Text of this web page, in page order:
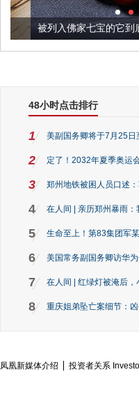
被列入佛家七宝的它到底有
48小时点击排行
1 美副国务卿将于7月25日
2 定了！2032年夏季奥运
3 郑州地铁被困人员口述
4 在人间 | 亲历郑州暴雨
5 生命至上！第83集团军
6 美国常务副国务卿访华
7 在人间 | 红绿灯被淹后
8 重庆姐弟坠亡案细节：
凤凰新媒体介绍 投资者关系